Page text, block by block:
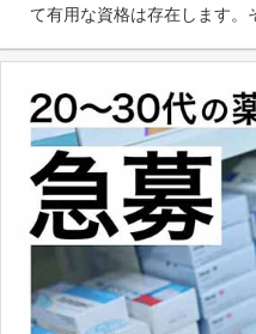
て有用な資格は存在します。
査データ、投薬歴など非常に
データを利活用し、またシス
とは、病院薬剤師を中心に大
す。